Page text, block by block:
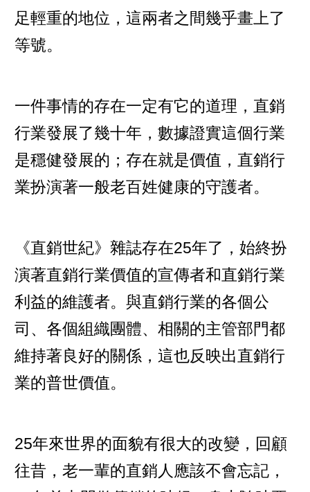
足輕重的地位，這兩者之間幾乎畫上了
等號。
一件事情的存在一定有它的道理，直銷
行業發展了幾十年，數據證實這個行業
是穩健發展的；存在就是價值，直銷行
業扮演著一般老百姓健康的守護者。
《直銷世紀》雜誌存在25年了，始終扮
演著直銷行業價值的宣傳者和直銷行業
利益的維護者。與直銷行業的各個公
司、各個組織團體、相關的主管部門都
維持著良好的關係，這也反映出直銷行
業的普世價值。
25年來世界的面貌有很大的改變，回顧
往昔，老一輩的直銷人應該不會忘記，